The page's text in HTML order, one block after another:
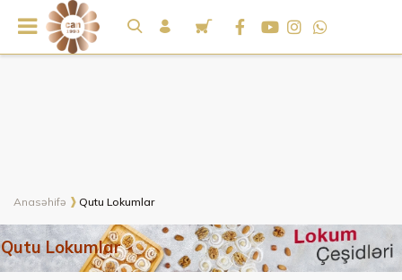
Anasəhifə Qutu Lokumlar
Qutu Lokumlar